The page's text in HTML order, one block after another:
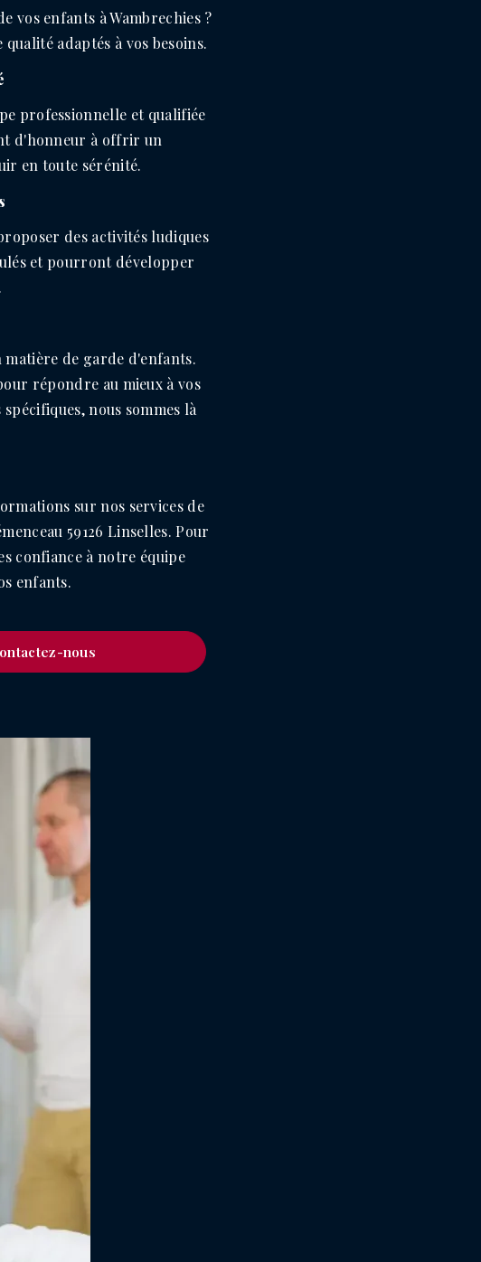
vos enfants à Wambrechies ?
adaptés à vos besoins.
professionnelle et qualifiée
d'honneur à offrir un
en toute sérénité.
des activités ludiques
et pourront développer
matière de garde d'enfants.
répondre au mieux à vos
nous sommes là
sur nos services de
59126 Linselles. Pour
confiance à notre équipe
enfants.
nous